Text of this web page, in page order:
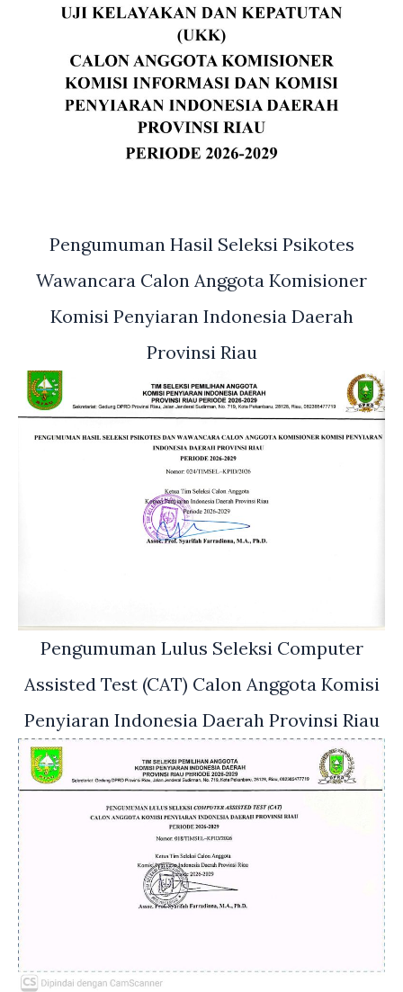
Pengumuman Hasil Seleksi Psikotes
Wawancara Calon Anggota Komisioner
Komisi Penyiaran Indonesia Daerah
Provinsi Riau
Pengumuman Lulus Seleksi Computer
Assisted Test (CAT) Calon Anggota Komisi
Penyiaran Indonesia Daerah Provinsi Riau